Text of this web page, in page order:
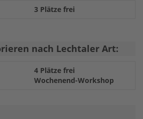
3 Plätze frei
nach Lechtaler Art:
4 Plätze frei
Wochenend-Workshop